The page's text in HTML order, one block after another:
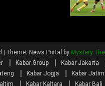
Theme: News Portal by Mystery
Kabar Group Kabar Jakarta
Kabar Jogja Kabar Jatim
Kabar Kaltara Kabar Bali